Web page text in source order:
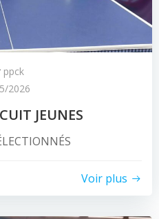
ppck
2026
JEUNES
Voir plus